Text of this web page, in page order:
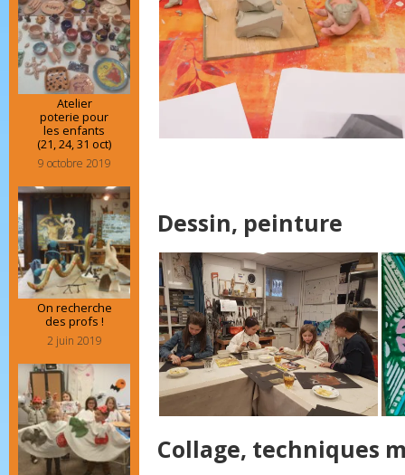
Dessin, peinture
Collage, techniques
Atelier
poterie pour
les enfants
(21, 24, 31 oct)
9 octobre 2019
On recherche
des profs !
2 juin 2019